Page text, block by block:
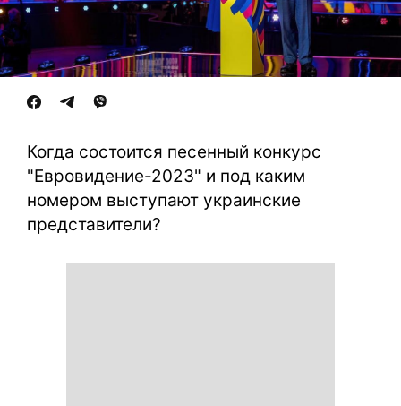
Когда состоится песенный конкурс
"Евровидение-2023" и под каким
номером выступают украинские
представители?